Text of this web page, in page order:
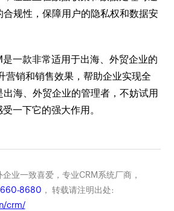
规性，保障用户的隐私权和数据安
一款非常适用于出海、外贸企业的
营销和销售效果，帮助企业实现全
海、外贸企业的管理者，不妨试用
一下它的强大作用。
业一致喜爱，专业CRM系统厂商，
8680 ， 转载请注明出处:
crm/